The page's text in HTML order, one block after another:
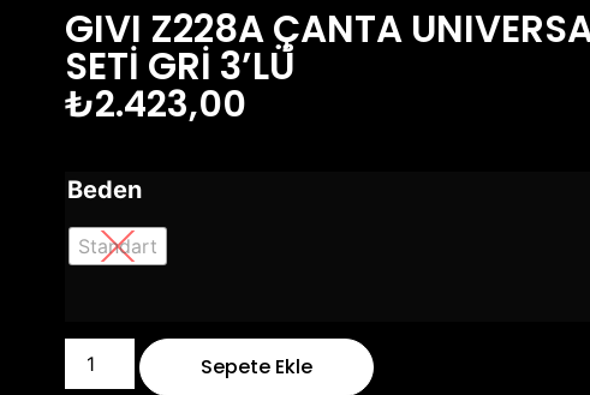
GIVI Z228A ÇANTA
SETİ GRİ 3’LÜ
₺2.423,00
Beden
Standart
Sepete Ekle